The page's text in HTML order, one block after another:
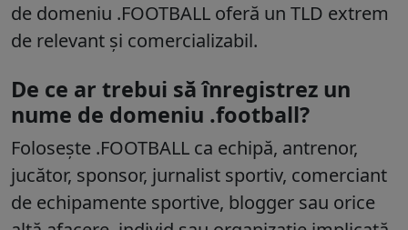
de domeniu .FOOTBALL oferă un TLD extrem
de relevant și comercializabil.
De ce ar trebui să înregistrez un
nume de domeniu .football?
Folosește .FOOTBALL ca echipă, antrenor,
jucător, sponsor, jurnalist sportiv, comerciant
de echipamente sportive, blogger sau orice